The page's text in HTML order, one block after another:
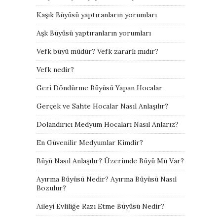
Kaşık Büyüsü yaptıranların yorumları
Aşk Büyüsü yaptıranların yorumları
Vefk büyü müdür? Vefk zararlı mıdır?
Vefk nedir?
Geri Döndürme Büyüsü Yapan Hocalar
Gerçek ve Sahte Hocalar Nasıl Anlaşılır?
Dolandırıcı Medyum Hocaları Nasıl Anlarız?
En Güvenilir Medyumlar Kimdir?
Büyü Nasıl Anlaşılır? Üzerimde Büyü Mü Var?
Ayırma Büyüsü Nedir? Ayırma Büyüsü Nasıl
Bozulur?
Aileyi Evliliğe Razı Etme Büyüsü Nedir?